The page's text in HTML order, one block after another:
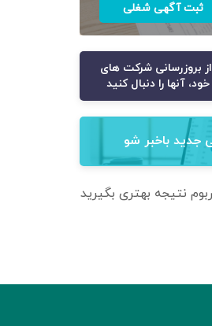
ثبت آگهی شغلی
بروزرسانی شرکت های
آنها را دنبال کنید
جدید باخبر شو
نتیجه بهتری بگیرید